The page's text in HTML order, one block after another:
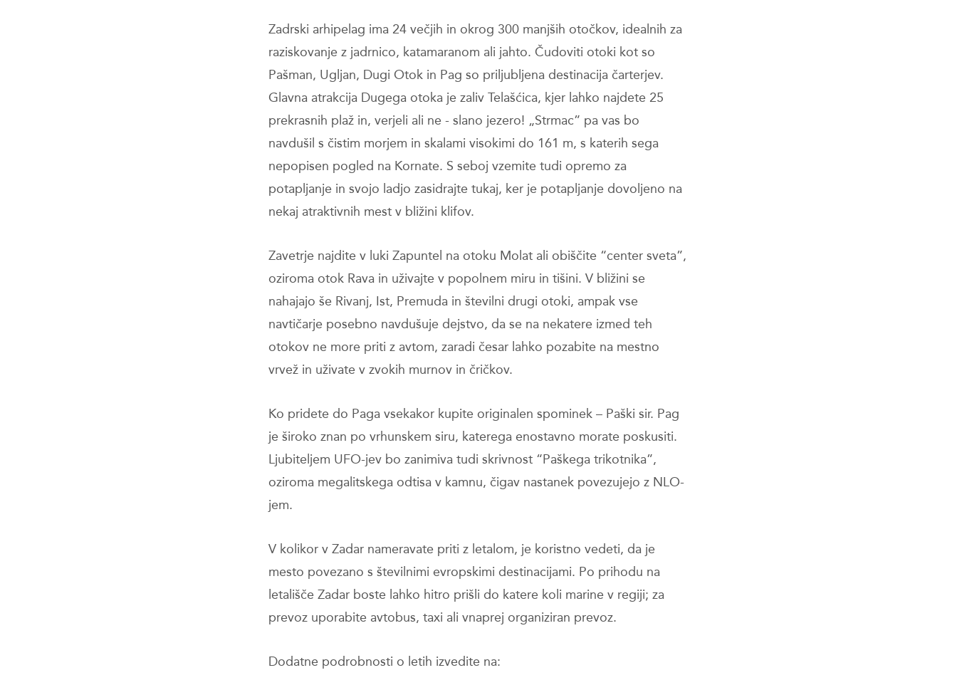
Zadrski arhipelag ima 24 večjih in okrog 300 manjših otočkov, idealnih za
raziskovanje z jadrnico, katamaranom ali jahto. Čudoviti otoki kot so
Pašman, Ugljan, Dugi Otok in Pag so priljubljena destinacija čarterjev.
Glavna atrakcija Dugega otoka je zaliv Telašćica, kjer lahko najdete 25
prekrasnih plaž in, verjeli ali ne - slano jezero! „Strmac” pa vas bo
navdušil s čistim morjem in skalami visokimi do 161 m, s katerih sega
nepopisen pogled na Kornate. S seboj vzemite tudi opremo za
potapljanje in svojo ladjo zasidrajte tukaj, ker je potapljanje dovoljeno na
nekaj atraktivnih mest v bližini klifov.
Zavetrje najdite v luki Zapuntel na otoku Molat ali obiščite “center sveta”,
oziroma otok Rava in uživajte v popolnem miru in tišini. V bližini se
nahajajo še Rivanj, Ist, Premuda in številni drugi otoki, ampak vse
navtičarje posebno navdušuje dejstvo, da se na nekatere izmed teh
otokov ne more priti z avtom, zaradi česar lahko pozabite na mestno
vrvež in uživate v zvokih murnov in čričkov.
Ko pridete do Paga vsekakor kupite originalen spominek – Paški sir. Pag
je široko znan po vrhunskem siru, katerega enostavno morate poskusiti.
Ljubiteljem UFO-jev bo zanimiva tudi skrivnost “Paškega trikotnika”,
oziroma megalitskega odtisa v kamnu, čigav nastanek povezujejo z NLO-
jem.
V kolikor v Zadar nameravate priti z letalom, je koristno vedeti, da je
mesto povezano s številnimi evropskimi destinacijami. Po prihodu na
letališče Zadar boste lahko hitro prišli do katere koli marine v regiji; za
prevoz uporabite avtobus, taxi ali vnaprej organiziran prevoz.
Dodatne podrobnosti o letih izvedite na: